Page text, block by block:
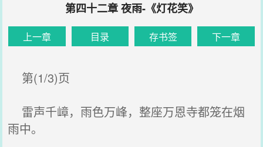
第四十二章 夜雨-《灯花笑》
上一章 目录 存书签 下一章
第(1/3)页
雷声千嶂，雨色万峰，整座万恩寺都笼在烟
雨中。